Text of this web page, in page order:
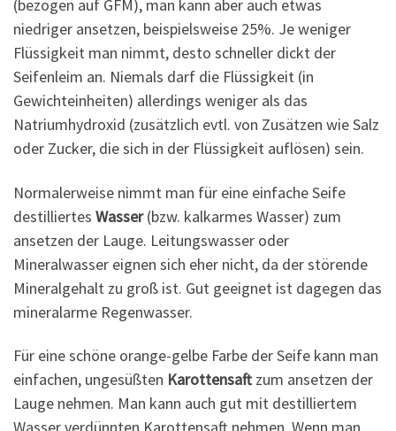
(bezogen auf GFM), man kann aber auch etwas
niedriger ansetzen, beispielsweise 25%. Je weniger
Flüssigkeit man nimmt, desto schneller dickt der
Seifenleim an. Niemals darf die Flüssigkeit (in
Gewichteinheiten) allerdings weniger als das
Natriumhydroxid (zusätzlich evtl. von Zusätzen wie Salz
oder Zucker, die sich in der Flüssigkeit auflösen) sein.
Normalerweise nimmt man für eine einfache Seife
destilliertes Wasser(bzw. kalkarmes Wasser) zum
ansetzen der Lauge. Leitungswasser oder
Mineralwasser eignen sich eher nicht, da der störende
Mineralgehalt zu groß ist. Gut geeignet ist dagegen das
mineralarme Regenwasser.
Für eine schöne orange-gelbe Farbe der Seife kann man
einfachen, ungesüßten Karottensaftzum ansetzen der
Lauge nehmen. Man kann auch gut mit destilliertem